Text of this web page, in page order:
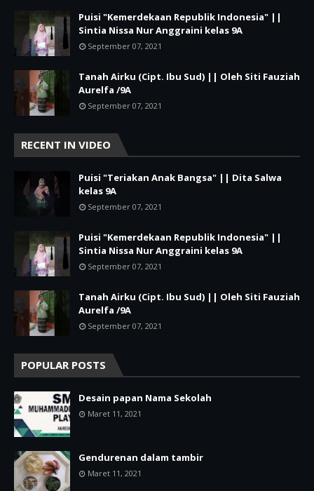
Puisi "Kemerdekaan Republik Indonesia" ||
Sintia Nissa Nur Anggraini kelas 9A
September 07, 2021
Tanah Airku (Cipt. Ibu Sud) || Oleh Siti Fauziah
Aurelfa /9A
September 07, 2021
RECENT IN VIDEO
Puisi "Teriakan Anak Bangsa" || Dita Salwa
kelas 9A
September 07, 2021
Puisi "Kemerdekaan Republik Indonesia" ||
Sintia Nissa Nur Anggraini kelas 9A
September 07, 2021
Tanah Airku (Cipt. Ibu Sud) || Oleh Siti Fauziah
Aurelfa /9A
September 07, 2021
POPULAR POSTS
Desain papan Nama Sekolah
Maret 11, 2021
Gendurenan dalam tambir
Maret 11, 2021